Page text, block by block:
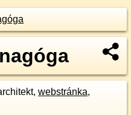
webstránka,